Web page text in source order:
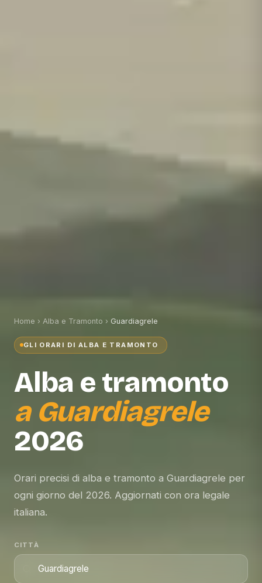
Home › Alba e Tramonto › Guardiagrele
GLI ORARI DI ALBA E TRAMONTO
Alba e tramonto
a Guardiagrele
2026
Orari precisi di alba e tramonto a Guardiagrele per
ogni giorno del 2026. Aggiornati con ora legale
italiana.
CITTÀ